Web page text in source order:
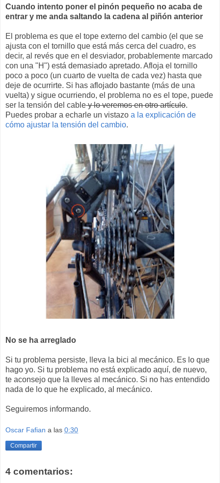
Cuando intento poner el pinón pequeño no acaba de
entrar y me anda saltando la cadena al piñón anterior
El problema es que el tope externo del cambio (el que se
ajusta con el tornillo que está más cerca del cuadro, es
decir, al revés que en el desviador, probablemente marcado
con una "H") está demasiado apretado. Afloja el tornillo
poco a poco (un cuarto de vuelta de cada vez) hasta que
deje de ocurrirte. Si has aflojado bastante (más de una
vuelta) y sigue ocurriendo, el problema no es el tope, puede
ser la tensión del cabley lo veremos en otro artículo.
Puedes probar a echarle un vistazo a la explicación de
cómo ajustar la tensión del cambio.
No se ha arreglado
Si tu problema persiste, lleva la bici al mecánico. Es lo que
hago yo. Si tu problema no está explicado aquí, de nuevo,
te aconsejo que la lleves al mecánico. Si no has entendido
nada de lo que he explicado, al mecánico.
Seguiremos informando.
Oscar Fafian a las 0:30
Compartir
4 comentarios: